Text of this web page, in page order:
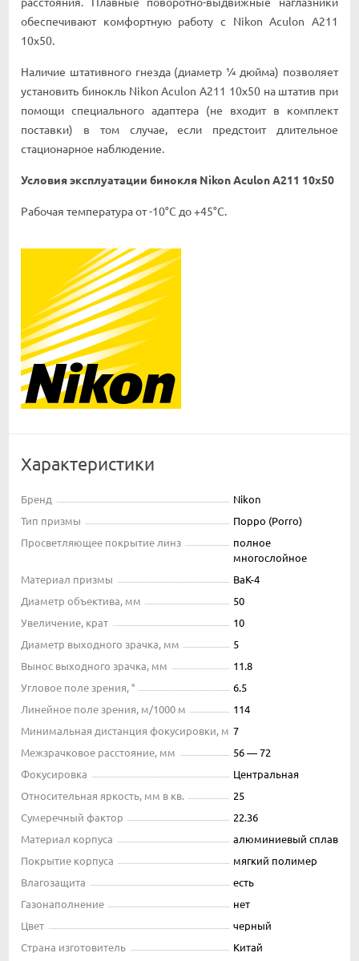
обеспечивают комфортную работу с Nikon Aculon A211
10x50.
Наличие штативного гнезда (диаметр ¼ дюйма) позволяет
установить бинокль Nikon Aculon A211 10x50 на штатив при
помощи специального адаптера (не входит в комплект
поставки) в том случае, если предстоит длительное
стационарное наблюдение.
Условия эксплуатации бинокля Nikon Aculon A211 10x50
Рабочая температура от -10°С до +45°С.
Характеристики
Бренд
Nikon
Тип призмы
Порро (Porro)
Просветляющее покрытие линз
полное
многослойное
Материал призмы
BaK-4
Диаметр объектива, мм
50
Увеличение, крат
10
Диаметр выходного зрачка, мм
5
Вынос выходного зрачка, мм
11.8
Угловое поле зрения, °
6.5
Линейное поле зрения, м/1000 м
114
Минимальная дистанция фокусировки, м 7
Межзрачковое расстояние, мм
56 — 72
Фокусировка
Центральная
Относительная яркость, мм в кв.
25
Сумеречный фактор
22.36
Материал корпуса
алюминиевый сплав
Покрытие корпуса
мягкий полимер
Влагозащита
есть
Газонаполнение
нет
Цвет
черный
Страна изготовитель
Китай